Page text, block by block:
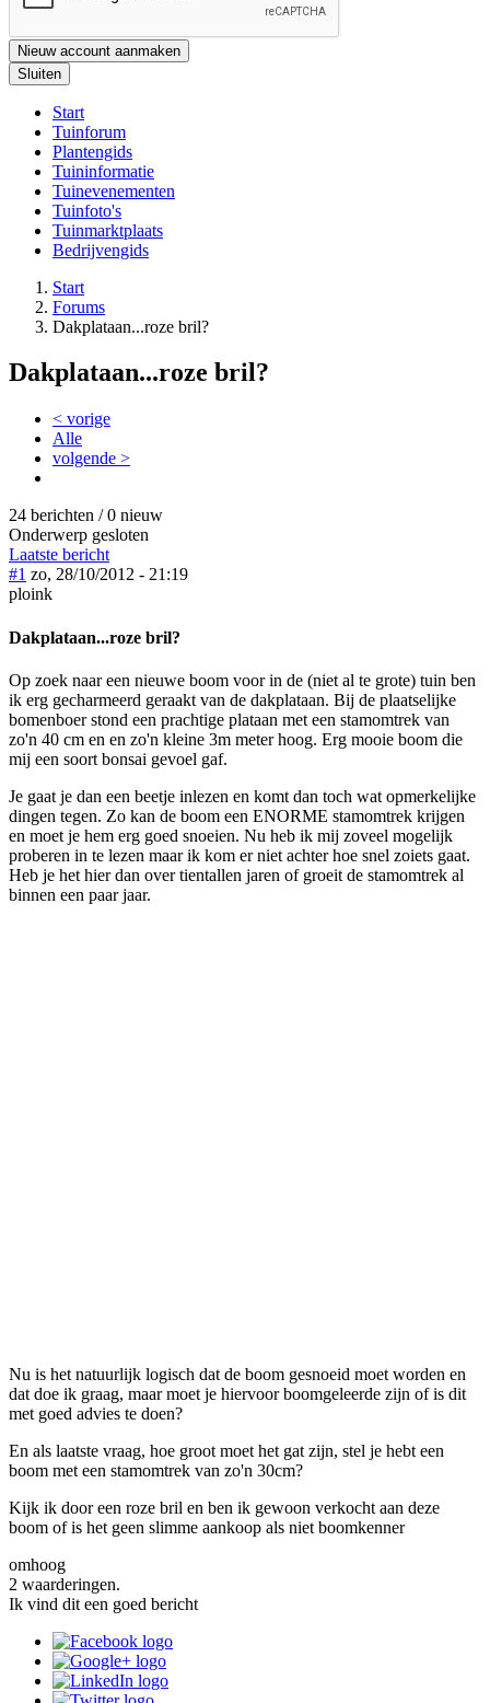
Nieuw account aanmaken
Sluiten
Start
Tuinforum
Plantengids
Tuininformatie
Tuinevenementen
Tuinfoto's
Tuinmarktplaats
Bedrijvengids
Start
Forums
Dakplataan...roze bril?
Dakplataan...roze bril?
< vorige
Alle
volgende >
24 berichten / 0 nieuw
Onderwerp gesloten
Laatste bericht
#1 zo, 28/10/2012 - 21:19
ploink
Dakplataan...roze bril?
Op zoek naar een nieuwe boom voor in de (niet al te grote) tuin ben
ik erg gecharmeerd geraakt van de dakplataan. Bij de plaatselijke
bomenboer stond een prachtige plataan met een stamomtrek van
zo'n 40 cm en en zo'n kleine 3m meter hoog. Erg mooie boom die
mij een soort bonsai gevoel gaf.
Je gaat je dan een beetje inlezen en komt dan toch wat opmerkelijke
dingen tegen. Zo kan de boom een ENORME stamomtrek krijgen
en moet je hem erg goed snoeien. Nu heb ik mij zoveel mogelijk
proberen in te lezen maar ik kom er niet achter hoe snel zoiets gaat.
Heb je het hier dan over tientallen jaren of groeit de stamomtrek al
binnen een paar jaar.
Nu is het natuurlijk logisch dat de boom gesnoeid moet worden en
dat doe ik graag, maar moet je hiervoor boomgeleerde zijn of is dit
met goed advies te doen?
En als laatste vraag, hoe groot moet het gat zijn, stel je hebt een
boom met een stamomtrek van zo'n 30cm?
Kijk ik door een roze bril en ben ik gewoon verkocht aan deze
boom of is het geen slimme aankoop als niet boomkenner
omhoog
2 waarderingen.
Ik vind dit een goed bericht